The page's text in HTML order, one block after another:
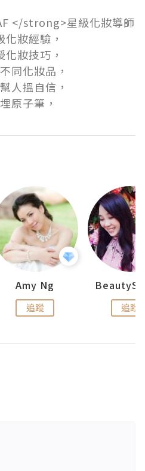
</strong>星級化妝導師
化妝經驗，
化妝技巧，
同化妝品，
人搵自信，
Amy Ng
追蹤 追蹤